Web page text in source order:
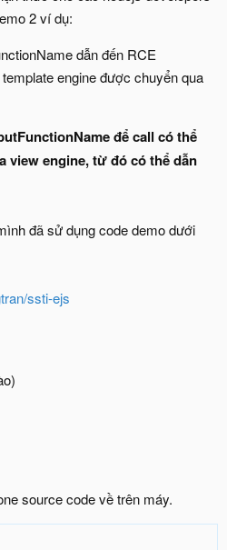
2 ví dụ:
dẫn đến RCE
engine được chuyển qua
để call có thể
view engine, từ đó có thể dẫn
đã sử dụng code demo dưới
ssti-ejs
source code về trên máy.